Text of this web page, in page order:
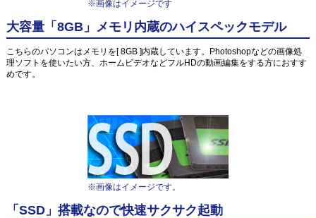
※画像はイメージです
大容量「8GB」メモリ内蔵のハイスペックモデル
こちらのパソコンはメモリを[ 8GB ]内蔵しています。Photoshopなどの画像処
理ソフトを使いたい方、ホームビデオなどフルHDの動画編集をする方におすす
めです。
※画像はイメージです。
「SSD」搭載なので快速サクサク起動